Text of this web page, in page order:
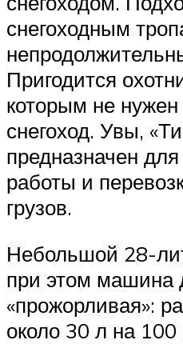
снегоходным
Пригодится
которым не
снегоход. Увы,
предназначен
работы и
грузов.
Небольшой 28-
при этом машина
«прожорливая»:
около 30 л на